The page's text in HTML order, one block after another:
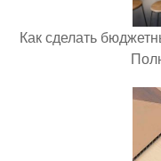
Как сделать